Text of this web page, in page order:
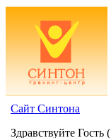
Сайт Синтона
Здравствуйте Гость (